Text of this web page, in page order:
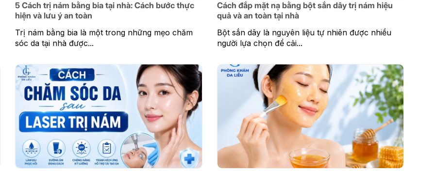
5 Cách trị nám bằng bia tại nhà: Cách bước thực
hiện và lưu ý an toàn
Trị nám bằng bia là một trong những mẹo chăm
sóc da tại nhà được...
Cách đắp mặt nạ bằng bột sắn dây trị nám hiệu
quả và an toàn tại nhà
Bột sắn dây là nguyên liệu tự nhiên được nhiều
người lựa chọn để cải...